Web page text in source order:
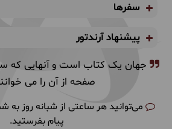
سفرها
پیشنهاد آرندتور
جهان یک کتاب است و آنهایی که
صفحه از آن را می
می‌توانید هر ساعتی از شبانه روز به
پیام بفرستید.